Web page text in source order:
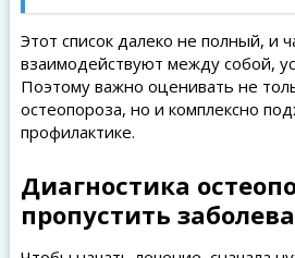
Этот список далеко не полный, и
взаимодействуют между собой,
Поэтому важно оценивать не
остеопороза, но и комплексно
профилактике.
Диагностика
пропустить